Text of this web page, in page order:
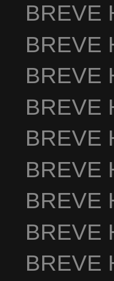
BREVE
BREVE
BREVE
BREVE
BREVE
BREVE
BREVE
BREVE
BREVE